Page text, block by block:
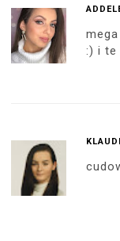
:) i te